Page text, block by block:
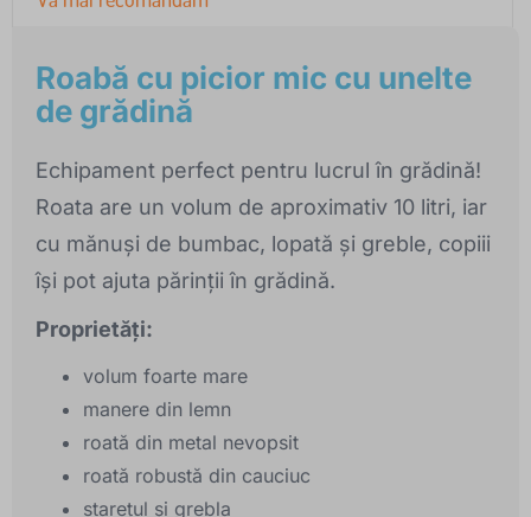
Roabă cu picior mic cu unelte
de grădină
Echipament perfect pentru lucrul în grădină!
Roata are un volum de aproximativ 10 litri, iar
cu mănuși de bumbac, lopată și greble, copiii
își pot ajuta părinții în grădină.
Proprietăți:
volum foarte mare
manere din lemn
roată din metal nevopsit
roată robustă din cauciuc
stareţul şi grebla